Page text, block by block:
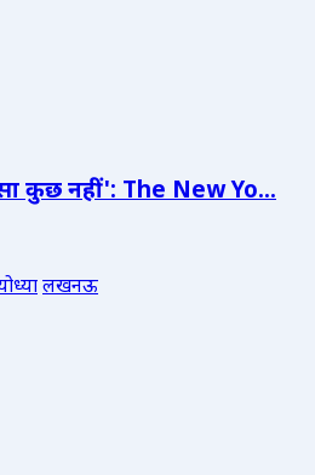
कुछ नहीं': The New Yo...
लखनऊ